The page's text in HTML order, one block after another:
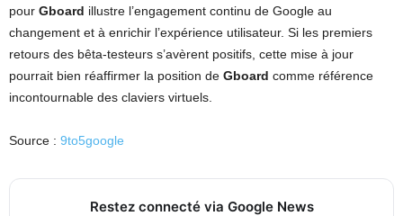
pour Gboard illustre l’engagement continu de Google au
changement et à enrichir l’expérience utilisateur. Si les premiers
retours des bêta-testeurs s’avèrent positifs, cette mise à jour
pourrait bien réaffirmer la position de Gboard comme référence
incontournable des claviers virtuels.
Source : 9to5google
Restez connecté via Google News